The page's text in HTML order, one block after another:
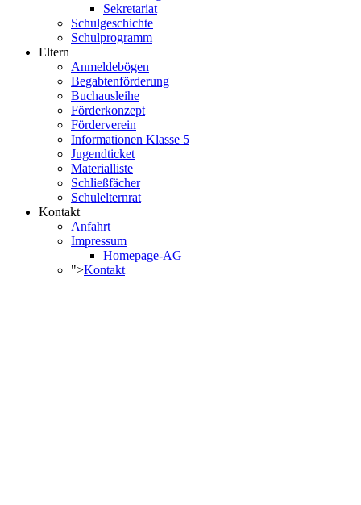
Sekretariat
Schulgeschichte
Schulprogramm
Eltern
Anmeldebögen
Begabtenförderung
Buchausleihe
Förderkonzept
Förderverein
Informationen Klasse 5
Jugendticket
Materialliste
Schließfächer
Schulelternrat
Kontakt
Anfahrt
Impressum
Homepage-AG
">Kontakt